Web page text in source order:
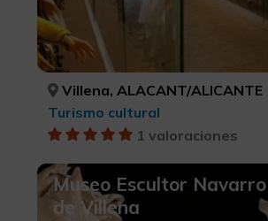
Villena, ALACANT/ALICANTE
Turismo cultural
1 valoraciones
Museo Escultor
de Villena